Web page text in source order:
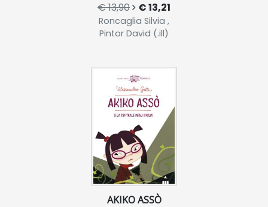
€ 13,90 € 13,21
Roncaglia Silvia ,
Pintor David (.ill)
AKIKO ASSÒ